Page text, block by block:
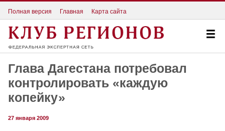
Полная версия Главная Карта сайта
Глава Дагестана потребовал
контролировать «каждую
копейку»
27 января 2009